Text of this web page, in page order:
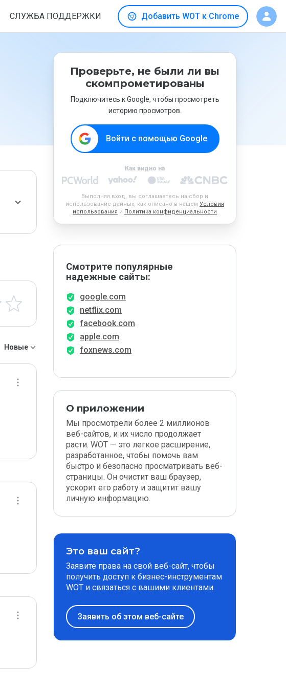
СЛУЖБА ПОДДЕРЖКИ Добавить WOT к Chrome
Новые
Проверьте, не были ли вы
скомпрометированы
Подключитесь к Google, чтобы просмотреть
историю просмотров.
Войти с помощью Google
Как видно на
Выполняя вход, вы соглашаетесь на сбор и
использование данных, как описано в нашем Условия
использования и Политика конфиденциальности
Смотрите популярные
надежные сайты:
google.com
netflix.com
facebook.com
apple.com
foxnews.com
О приложении
Мы просмотрели более 2 миллионов
веб-сайтов, и их число продолжает
расти. WOT — это легкое расширение,
разработанное, чтобы помочь вам
быстро и безопасно просматривать веб-
страницы. Он очистит ваш браузер,
ускорит его работу и защитит вашу
личную информацию.
Это ваш сайт?
Заявите права на свой веб-сайт, чтобы
получить доступ к бизнес-инструментам
WOT и связаться с вашими клиентами.
Заявить об этом веб-сайте